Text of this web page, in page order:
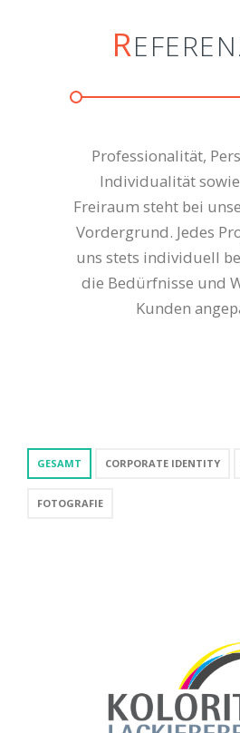
R
Professionalität,
Individualität
Freiraum steht bei
Vordergrund. Jedes
uns stets individuell
die Bedürfnisse und
Kunden
GESAMT CORPORATE IDENTITY
FOTOGRAFIE